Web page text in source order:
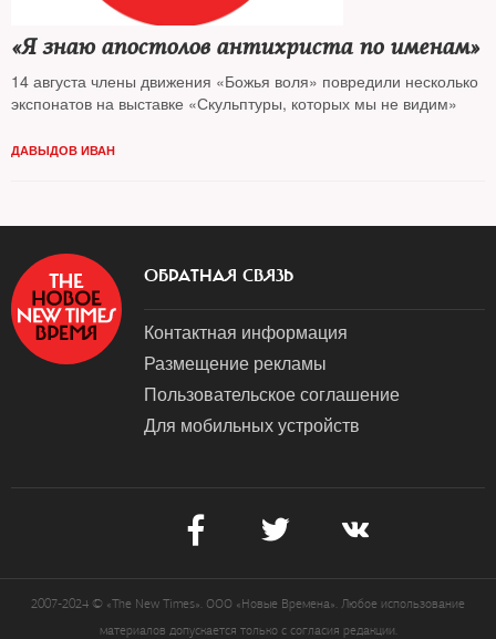
«Я знаю апостолов антихриста по именам»
14 августа члены движения «Божья воля» повредили несколько
экспонатов на выставке «Скульптуры, которых мы не видим»
ДАВЫДОВ ИВАН
ОБРАТНАЯ СВЯЗЬ
Контактная информация
Размещение рекламы
Пользовательское соглашение
Для мобильных устройств
2007-2024 © «The New Times». ООО «Новые Времена». Любое использование
материалов допускается только с согласия редакции.